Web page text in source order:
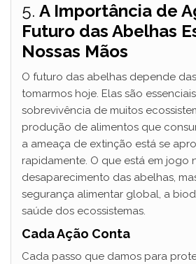
5. A Importância de
Futuro das Abelhas
Nossas Mãos
O futuro das abelhas depende
tomarmos hoje. Elas são
sobrevivência de muitos
produção de alimentos que
a ameaça de extinção está se
rapidamente. O que está em jogo
desaparecimento das abelhas,
segurança alimentar global, a
saúde dos ecossistemas.
Cada Ação Conta
Cada passo que damos para